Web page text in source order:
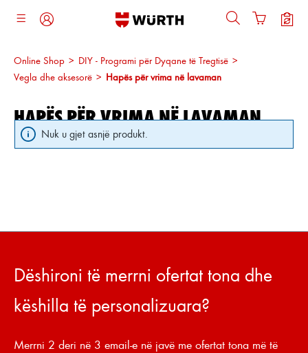
kryesore
Online Shop > DIY - Programi për Dyqane të Tregtisë >
Vegla dhe aksesorë > Hapës për vrima në lavaman
HAPËS PËR VRIMA NË LAVAMAN
Nuk u gjet asnjë produkt.
Dëshironi të merrni ofertat tona dhe
këshilla të personalizuara?
Merrni 2 deri në 3 email-e në javë me ofertat tona më të